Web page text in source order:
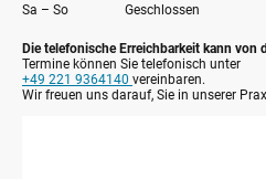
Die telefonische Erreichbarkeit kann von
Termine können Sie telefonisch unter
+49 221 9364140 vereinbaren.
Wir freuen uns darauf, Sie in unserer
Sa – So Geschlossen